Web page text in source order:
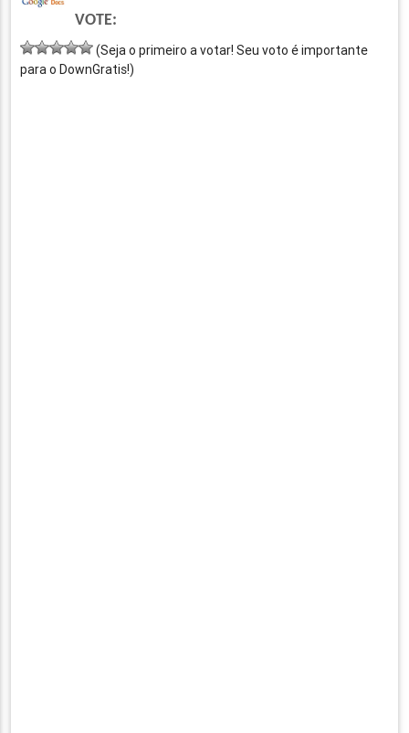
VOTE:
(Seja o primeiro a votar! Seu voto é importante
para o DownGratis!)